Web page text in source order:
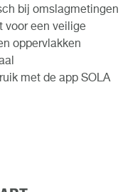
bij omslagmetingen
voor een veilige
oppervlakken
met de app SOLA